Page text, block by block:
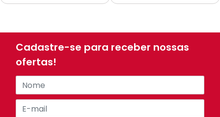
Cadastre-se para receber nossas
ofertas!